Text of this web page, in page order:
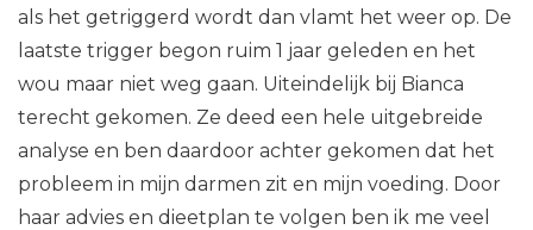
als het getriggerd wordt dan vlamt het weer op. De
laatste trigger begon ruim 1 jaar geleden en het
wou maar niet weg gaan. Uiteindelijk bij Bianca
terecht gekomen. Ze deed een hele uitgebreide
analyse en ben daardoor achter gekomen dat het
probleem in mijn darmen zit en mijn voeding. Door
haar advies en dieetplan te volgen ben ik me veel